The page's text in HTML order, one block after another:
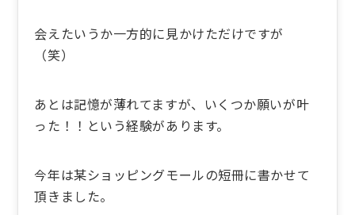
会えたいうか一方的に見かけただけですが
（笑）
あとは記憶が薄れてますが、いくつか願いが叶
った！！という経験があります。
今年は某ショッピングモールの短冊に書かせて
頂きました。